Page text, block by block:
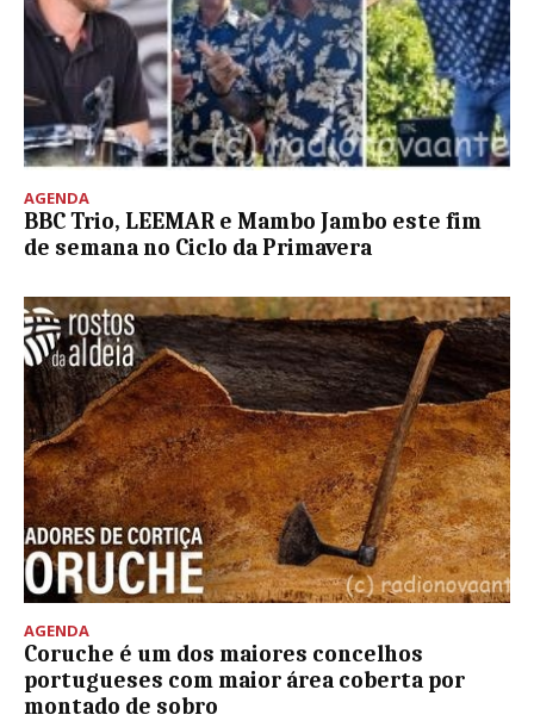
AGENDA
BBC Trio, LEEMAR e Mambo Jambo este fim
de semana no Ciclo da Primavera
AGENDA
Coruche é um dos maiores concelhos
portugueses com maior área coberta por
montado de sobro